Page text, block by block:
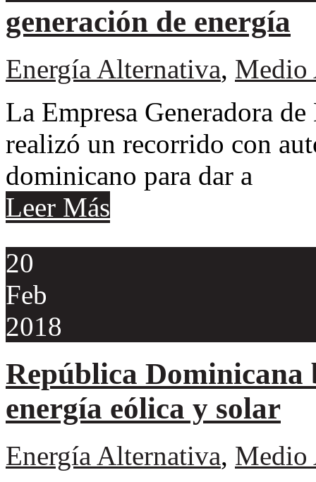
generación de energía
Energía Alternativa, Medio
La Empresa Generadora
realizó un recorrido con
dominicano para dar a
Leer Más
20
Feb
2018
República Dominicana
energía eólica y solar
Energía Alternativa, Medio